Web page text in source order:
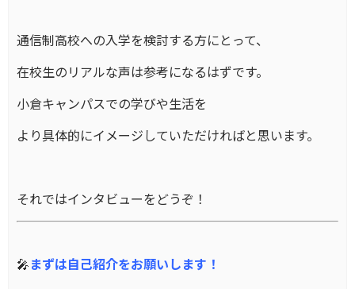
通信制高校への入学を検討する方にとって、
在校生のリアルな声は参考になるはずです。
小倉キャンパスでの学びや生活を
より具体的にイメージしていただければと思います。
それではインタビューをどうぞ！
🎤まずは自己紹介をお願いします！